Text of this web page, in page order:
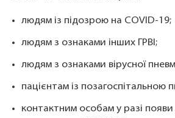
людям із підозрою на COVID-19;
людям з ознаками інших ГРВІ;
людям з ознаками вірусної
пацієнтам із позагоспітальною
контактним особам у разі появи